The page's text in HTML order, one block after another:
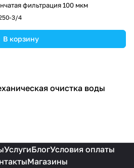
фильтрация 100 мкм
3/4
В корзину
очистка воды
УслугиБлогУсловия оплаты
Магазины